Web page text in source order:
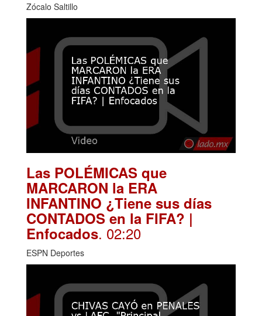
Zócalo Saltillo
Las POLÉMICAS que
MARCARON la ERA
INFANTINO ¿Tiene sus días
CONTADOS en la FIFA? |
Enfocados. 02:20
ESPN Deportes